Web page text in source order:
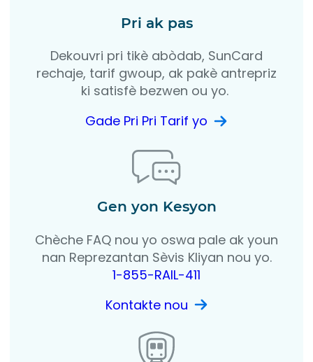
Pri ak pas
Dekouvri pri tikè abòdab, SunCard
rechaje, tarif gwoup, ak pakè antrepriz
ki satisfè bezwen ou yo.
Gade Pri Pri Tarif yo
Gen yon Kesyon
Chèche FAQ nou yo oswa pale ak youn
nan Reprezantan Sèvis Kliyan nou yo.
1-855-RAIL-411
Kontakte nou